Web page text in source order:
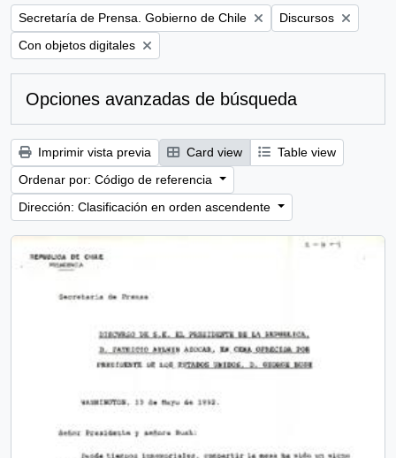
Remove filter:
Secretaría de Prensa. Gobierno de Chile Remove filter:
Discursos
Remove filter:
Con objetos digitales
Opciones avanzadas de búsqueda
Imprimir vista previa Card view
Table view
Ordenar por: Código de referencia
Dirección: Clasificación en orden ascendente